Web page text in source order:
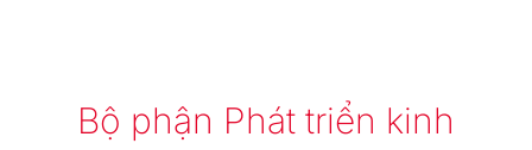
Bộ phận Phát triển kinh